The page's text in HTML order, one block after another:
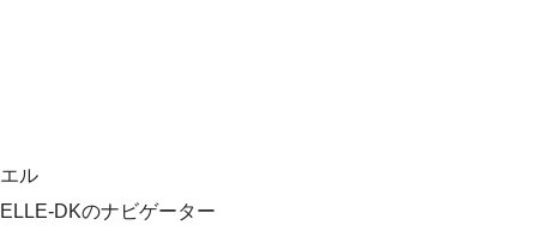
エル
ELLE-DKのナビゲーター